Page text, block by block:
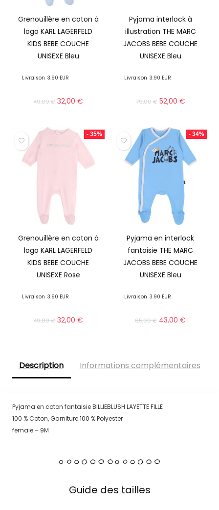
Grenouillère en coton à
logo KARL LAGERFELD
KIDS BEBE COUCHE
UNISEXE Bleu
Livraison 3.90 EUR
49,00€ 32,00€
Pyjama interlock à
illustration THE MARC
JACOBS BEBE COUCHE
UNISEXE Bleu
Livraison 3.90 EUR
79,00€ 52,00 €
- 35%
Grenouillère en coton à
logo KARL LAGERFELD
KIDS BEBE COUCHE
UNISEXE Rose
Livraison 3.90 EUR
49,00€ 32,00€
- 34%
Pyjama en interlock
fantaisie THE MARC
JACOBS BEBE COUCHE
UNISEXE Bleu
Livraison 3.90 EUR
65,00€ 43,00€
Description Informations complémentaires
Pyjama en coton fantaisie BILLIEBLUSH LAYETTE FILLE
100 % Coton, Garniture 100 % Polyester
female – 9M
Guide des tailles